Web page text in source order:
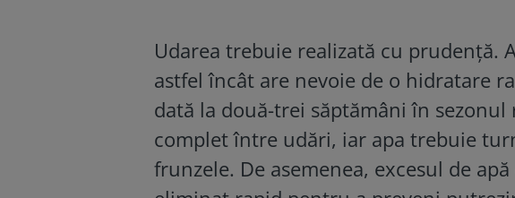
Udarea trebuie realizată cu prudență.
astfel încât are nevoie de o hidratare
dată la două-trei săptămâni în sezonul
complet între udări, iar apa trebuie
frunzele. De asemenea, excesul de